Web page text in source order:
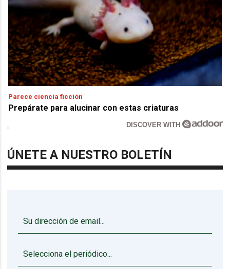
Parece ciencia ficción
Prepárate para alucinar con estas criaturas
DISCOVER WITH
ÚNETE A NUESTRO BOLETÍN